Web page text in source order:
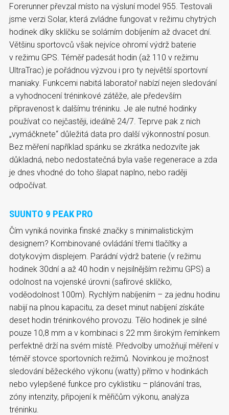
Forerunner převzal místo na výsluní model 955. Testovali
jsme verzi Solar, která zvládne fungovat v režimu chytrých
hodinek díky sklíčku se solárním dobíjením až dvacet dní.
Většinu sportovců však nejvíce ohromí výdrž baterie
v režimu GPS. Téměř padesát hodin (až 110 v režimu
UltraTrac) je pořádnou výzvou i pro ty největší sportovní
maniaky. Funkcemi nabitá laboratoř nabízí nejen sledování
a vyhodnocení tréninkové zátěže, ale především
připravenost k dalšímu tréninku. Je ale nutné hodinky
používat co nejčastěji, ideálně 24/7. Teprve pak z nich
„vymáčknete“ důležitá data pro další výkonnostní posun.
Bez měření například spánku se zkrátka nedozvíte jak
důkladná, nebo nedostatečná byla vaše regenerace a zda
je dnes vhodné do toho šlapat naplno, nebo raději
odpočívat.
SUUNTO 9 PEAK PRO
Čím vyniká novinka finské značky s minimalistickým
designem? Kombinované ovládání třemi tlačítky a
dotykovým displejem. Parádní výdrž baterie (v režimu
hodinek 30dní a až 40 hodin v nejsilnějším režimu GPS) a
odolnost na vojenské úrovni (safírové sklíčko,
voděodolnost 100m). Rychlým nabíjením – za jednu hodinu
nabijí na plnou kapacitu, za deset minut nabíjení získáte
deset hodin tréninkového provozu. Tělo hodinek je silné
pouze 10,8 mm a v kombinaci s 22 mm širokým řemínkem
perfektně drží na svém místě. Předvolby umožňují měření v
téměř stovce sportovních režimů. Novinkou je možnost
sledování běžeckého výkonu (watty) přímo v hodinkách
nebo vylepšené funkce pro cyklistiku – plánování tras,
zóny intenzity, připojení k měřičům výkonu, analýza
tréninku.